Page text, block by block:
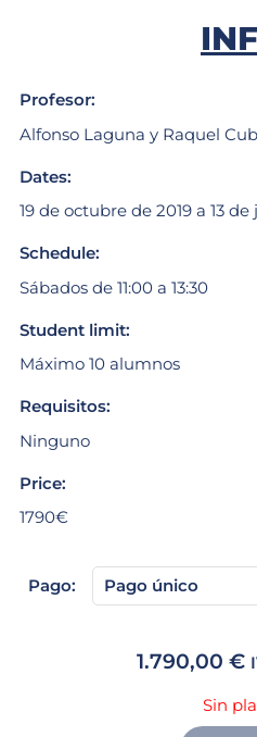
Profesor:
Alfonso Laguna y Raquel
Dates:
19 de octubre de 2019 a 13
Schedule:
Sábados de 11:00 a 13:30
Student limit:
Máximo 10 alumnos
Requisitos:
Ninguno
Price:
1790€
Pago:
1.790,00 €
Sin